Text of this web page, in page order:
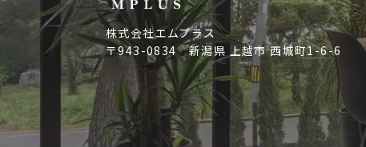
株式会社エムプラス
〒943-0834新潟県 上越市 西城町1-6-6